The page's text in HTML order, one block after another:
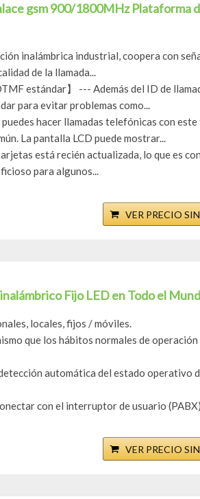
gsm 900/1800MHz Plataforma
inalámbrica industrial, coopera con
de la llamada...
estándar】 --- Además del ID de
para evitar problemas como...
hacer llamadas telefónicas con
La pantalla LCD puede mostrar...
está recién actualizada, lo que es
para algunos...
VER PRECIO
Fijo LED en Todo el
locales, fijos / móviles.
que los hábitos normales de
automática del estado operativo
con el interruptor de usuario
VER PRECIO